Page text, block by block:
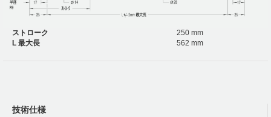
ストローク
250 mm
L 最大長
562 mm
技術仕様